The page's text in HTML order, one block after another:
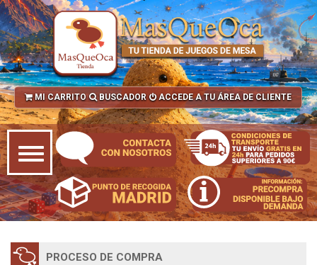
MI CARRITO BUSCADOR ACCEDE A TU ÁREA DE CLIENTE
PROCESO DE COMPRA